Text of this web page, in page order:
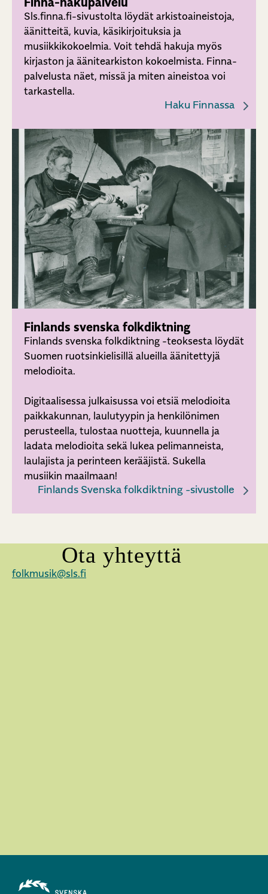
Sls.finna.fi-sivustolta löydät arkistoaineistoja,
äänitteitä, kuvia, käsikirjoituksia ja
musiikkikokoelmia. Voit tehdä hakuja myös
kirjaston ja äänitearkiston kokoelmista. Finna-
palvelusta näet, missä ja miten aineistoa voi
tarkastella.
Haku Finnassa
Finlands svenska folkdiktning
Finlands svenska folkdiktning -teoksesta löydät
Suomen ruotsinkielisillä alueilla äänitettyjä
melodioita.
Digitaalisessa julkaisussa voi etsiä melodioita
paikkakunnan, laulutyypin ja henkilönimen
perusteella, tulostaa nuotteja, kuunnella ja
ladata melodioita sekä lukea pelimanneista,
laulajista ja perinteen kerääjistä. Sukella
musiikin maailmaan!
Finlands Svenska folkdiktning -sivustolle
Ota yhteyttä
folkmusik@sls.fi